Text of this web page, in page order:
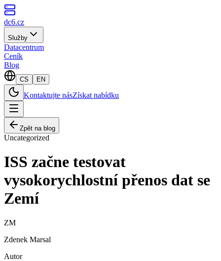
dc6.cz
Služby
Datacentrum
Ceník
Blog
CS EN
Kontaktujte násZískat nabídku
Zpět na blog
Uncategorized
ISS začne testovat
vysokorychlostní přenos dat se
Zemí
ZM
Zdenek Marsal
Autor